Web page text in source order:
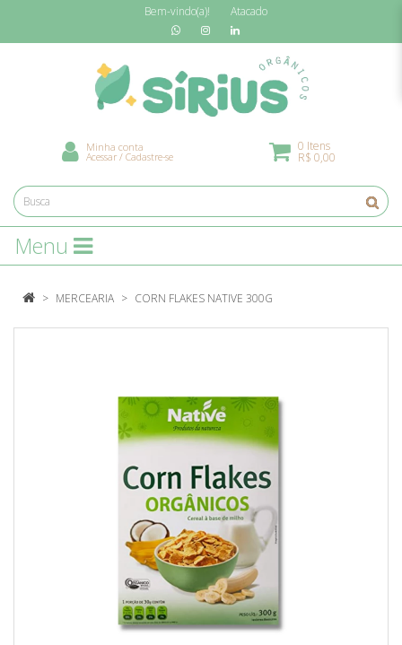
Bem-vindo(a)! Atacado
Minha conta
Acessar/ Cadastre-se
0 Itens
R$ 0,00
Menu
MERCEARIA CORN FLAKES NATIVE 300G